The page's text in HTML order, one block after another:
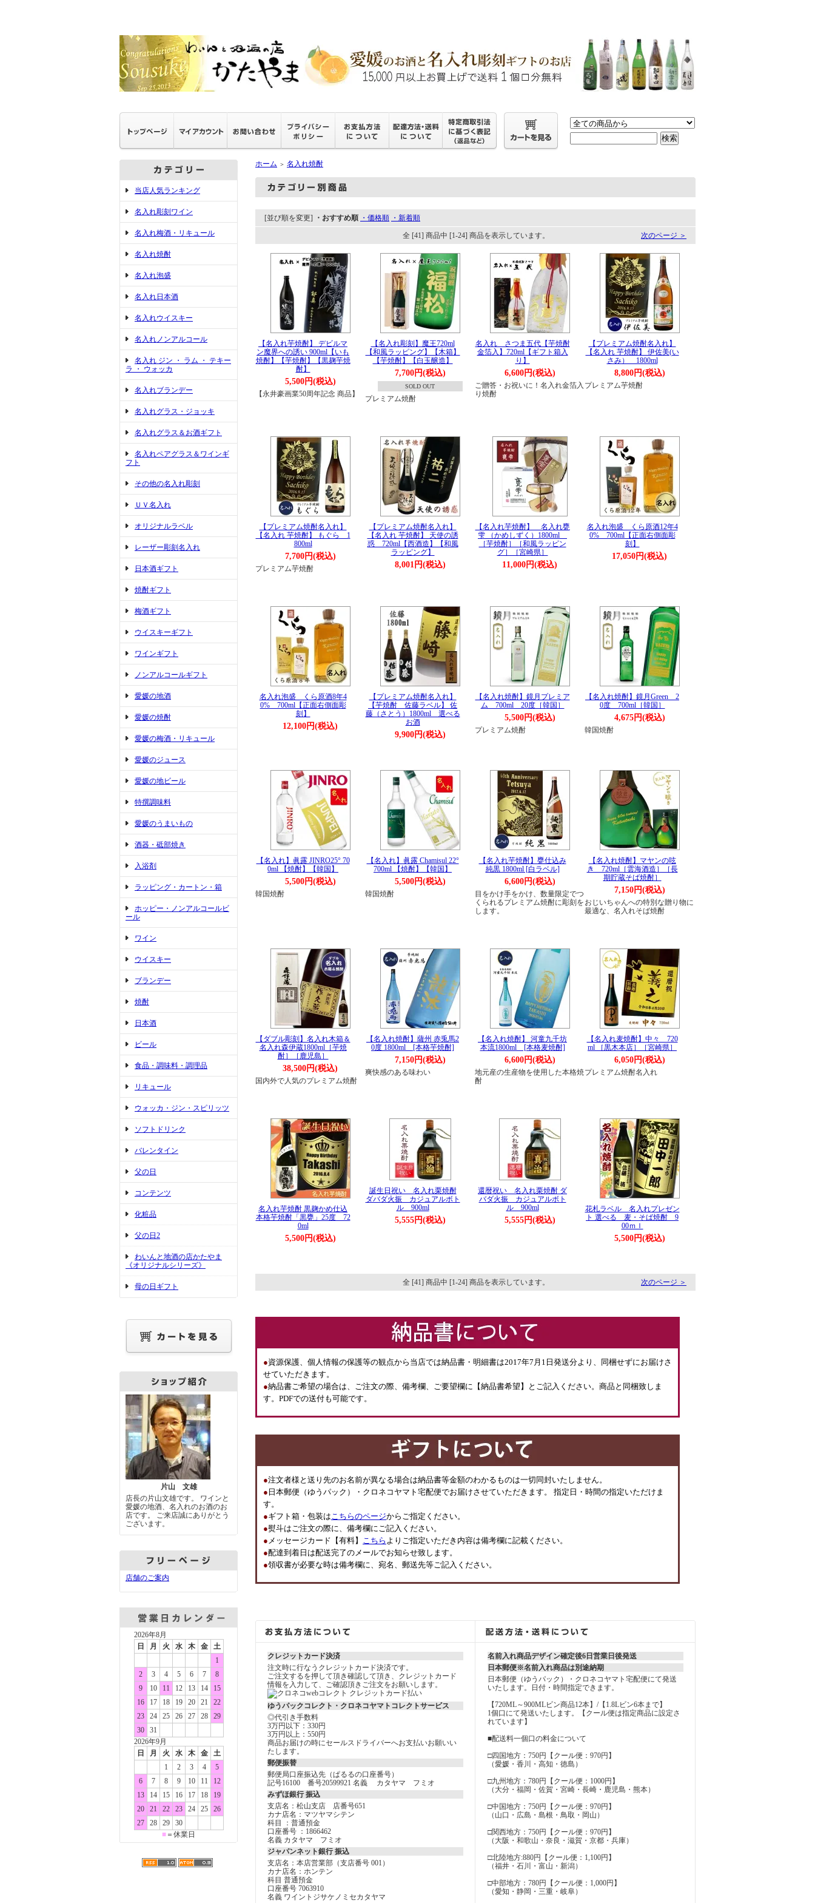
当店人気ランキング
名入れ彫刻ワイン
名入れ梅酒・リキュール
名入れ焼酎
名入れ泡盛
名入れ日本酒
名入れウイスキー
名入れノンアルコール
名入れ ジン ・ ラム ・ テキー
ラ ・ ウォッカ
名入れブランデー
名入れグラス・ジョッキ
名入れグラス＆お酒ギフト
名入れペアグラス＆ワインギ
フト
その他の名入れ彫刻
ＵＶ名入れ
オリジナルラベル
レーザー彫刻名入れ
日本酒ギフト
焼酎ギフト
梅酒ギフト
ウイスキーギフト
ワインギフト
ノンアルコールギフト
愛媛の地酒
愛媛の焼酎
愛媛の梅酒・リキュール
愛媛のジュース
愛媛の地ビール
特撰調味料
愛媛のうまいもの
酒器・砥部焼き
入浴剤
ラッピング・カートン・箱
ホッピー・ノンアルコールビ
ール
ワイン
ウイスキー
ブランデー
焼酎
日本酒
ビール
食品・調味料・調理品
リキュール
ウォッカ・ジン・スピリッツ
ソフトドリンク
バレンタイン
父の日
コンテンツ
化粧品
父の日2
わいんと地酒の店かたやま
《オリジナルシリーズ》
母の日ギフト
片山 文雄
店長の片山文雄です。 ワインと
愛媛の地酒、名入れのお酒のお
店です。 ご来店誠にありがとう
ございます。
店舗のご案内
2026年8月
日
月 火 水 木 金
土
1
2
3 4 5 6 7
8
9
10 11 12 13 14
15
16
17 18 19 20 21
22
23
24 25 26 27 28
29
30
31
2026年9月
日
月 火 水 木 金
土
1
2 3 4
5
6
7 8 9 10 11
12
13
14 15 16 17 18
19
20
21 22 23 24 25
26
27
28 29
30
■ ＝休業日
ホーム ＞ 名入れ焼酎
[並び順を変更] ・おすすめ順 ・価格順 ・新着順
全 [41] 商品中 [1-24] 商品を表示しています。 次のページ ＞
【名入れ芋焼酎】 デビルマ
ン魔界への誘い 900ml【いも
焼酎】【芋焼酎】【黒麹芋焼
酎】
5,500円(税込)
【永井豪画業50周年記念 商品】
【名入れ彫刻】魔王720ml
【和風ラッピング】【木箱】
【芋焼酎】【白玉醸造】
7,700円(税込)
SOLD OUT
プレミアム焼酎
名入れ さつま五代【芋焼酎
金箔入】720ml【ギフト箱入
り】
6,600円(税込)
ご贈答・お祝いに！名入れ金箔入
り焼酎
【プレミアム焼酎名入れ】
【名入れ 芋焼酎】 伊佐美(い
さみ） 1800ml
8,800円(税込)
プレミアム芋焼酎
【プレミアム焼酎名入れ】
【名入れ 芋焼酎】 もぐら 1
800ml
7,700円(税込)
プレミアム芋焼酎
【プレミアム焼酎名入れ】
【名入れ 芋焼酎】 天使の誘
惑 720ml【西酒造】【和風
ラッピング】
8,001円(税込)
【名入れ芋焼酎】 名入れ甕
雫 （かめしずく）1800ml
［芋焼酎］［和風ラッピン
グ］［宮崎県］
11,000円(税込)
名入れ泡盛 くら原酒12年4
0% 700ml【正面右側面彫
刻】
17,050円(税込)
名入れ泡盛 くら原酒8年4
0% 700ml【正面右側面彫
刻】
12,100円(税込)
【プレミアム焼酎名入れ】
【芋焼酎 佐藤ラベル】 佐
藤（さとう）1800ml 選べる
お酒
9,900円(税込)
【名入れ焼酎】鏡月プレミア
ム 700ml 20度［韓国］
5,500円(税込)
プレミアム焼酎
【名入れ焼酎】鏡月Green 2
0度 700ml［韓国］
4,675円(税込)
韓国焼酎
【名入れ】眞露 JINRO25° 70
0ml 【焼酎】【韓国】
5,500円(税込)
韓国焼酎
【名入れ】眞露 Chamisul 22°
700ml 【焼酎】【韓国】
5,500円(税込)
韓国焼酎
【名入れ芋焼酎】甕仕込み
純黒 1800ml [白ラベル]
6,600円(税込)
目をかけ手をかけ、数量限定でつ
くられるプレミアム焼酎に彫刻を
します。
【名入れ焼酎】マヤンの呟
き 720ml［雲海酒造］［長
期貯蔵そば焼酎］
7,150円(税込)
おじいちゃんへの特別な贈り物に
最適な、名入れそば焼酎
【ダブル彫刻】名入れ木箱＆
名入れ森伊蔵1800ml［芋焼
酎］［鹿児島］
38,500円(税込)
国内外で人気のプレミアム焼酎
【名入れ焼酎】薩州 赤兎馬2
0度 1800ml [本格芋焼酎]
7,150円(税込)
爽快感のある味わい
【名入れ焼酎】 河童九千坊
本流1800ml [本格麦焼酎]
6,600円(税込)
地元産の生産物を使用した本格焼
酎
【名入れ麦焼酎】中々 720
ml ［黒木本店］［宮崎県］
6,050円(税込)
プレミアム焼酎名入れ
名入れ芋焼酎 黒麹かめ仕込
本格芋焼酎「黒甕」25度 72
0ml
5,500円(税込)
誕生日祝い 名入れ栗焼酎
ダバダ火振 カジュアルボト
ル 900ml
5,555円(税込)
還暦祝い 名入れ栗焼酎 ダ
バダ火振 カジュアルボト
ル 900ml
5,555円(税込)
花札ラベル 名入れプレゼン
ト 選べる 麦・そば焼酎 9
00ｍｌ
5,500円(税込)
全 [41] 商品中 [1-24] 商品を表示しています。 次のページ ＞
●資源保護、個人情報の保護等の観点から当店では納品書・明細書は2017年7月1日発送分より、同梱せずにお届けさ
せていただきます。
●納品書ご希望の場合は、ご注文の際、備考欄、ご要望欄に【納品書希望】とご記入ください。商品と同梱致しま
す。PDFでの送付も可能です。
●注文者様と送り先のお名前が異なる場合は納品書等金額のわかるものは一切同封いたしません。
● 日本郵便（ゆうパック）・クロネコヤマト宅配便でお届けさせていただきます。 指定日・時間の指定いただけま
す。
●ギフト箱・包装はこちらのページからご指定ください。
●熨斗はご注文の際に、備考欄にご記入ください。
● メッセージカード【有料】 こちら よりご指定いただき内容は備考欄に記載ください。
●配達到着日は配送完了のメールでお知らせ致します。
●領収書が必要な時は備考欄に、宛名、郵送先等ご記入ください。
クレジットカード決済
注文時に行なうクレジットカード決済です。
ご注文するを押して頂き確認して頂き、クレジットカード
情報を入力して、ご確認頂きご注文をお願いします。
ゆうパックコレクト・クロネコヤマトコレクトサービス
◎代引き手数料
3万円以下：330円
3万円以上：550円
商品お届けの時にセールスドライバーへお支払いお願いい
たします。
郵便振替
郵便局口座振込先（ぱるるの口座番号）
記号16100 番号20599921 名義 カタヤマ フミオ
みずほ銀行 振込
支店名：松山支店 店番号651
カナ店名：マツヤマシテン
科目 ：普通預金
口座番号 ：1866462
名義 カタヤマ フミオ
ジャパンネット銀行 振込
支店名：本店営業部（支店番号 001）
カナ店名：ホンテン
科目 普通預金
口座番号 7063910
名義 ワイントジサケノミセカタヤマ
名前入れ商品デザイン確定後6日営業日後発送
日本郵便※名前入れ商品は別途納期
日本郵便（ゆうパック）・クロネコヤマト宅配便にて発送
いたします。日付・時間指定できます。
【720ML～900MLビン商品12本】/【1.8Lビン6本まで】
1個口にて発送いたします。【クール便は指定商品に設定さ
れています】
■配送料一個口の料金について
□四国地方：750円【クール便：970円】
（愛媛・香川・高知・徳島）
□九州地方：780円【クール便：1000円】
（大分・福岡・佐賀・宮崎・長崎・鹿児島・熊本）
□中国地方：750円【クール便：970円】
（山口・広島・島根・鳥取・岡山）
□関西地方：750円【クール便：970円】
（大阪・和歌山・奈良・滋賀・京都・兵庫）
□北陸地方:880円【クール便：1,100円】
（福井・石川・富山・新潟）
□中部地方：780円【クール便：1,000円】
（愛知・静岡・三重・岐阜）